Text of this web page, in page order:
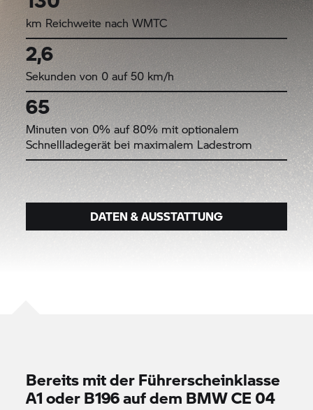
km Reichweite nach WMTC
2,6
Sekunden von 0 auf 50 km/h
65
Minuten von 0% auf 80% mit optionalem
Schnellladegerät bei maximalem Ladestrom
DATEN & AUSSTATTUNG
Bereits mit der Führerscheinklasse
A1 oder B196 auf dem BMW CE 04